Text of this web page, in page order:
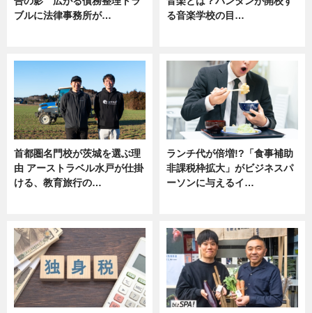
ブルに法律事務所が…
る音楽学校の目…
首都圏名門校が茨城を選ぶ理
由 アーストラベル水戸が仕掛
ける、教育旅行の…
ランチ代が倍増!?「食事補助
非課税枠拡大」がビジネスパ
ーソンに与えるイ…